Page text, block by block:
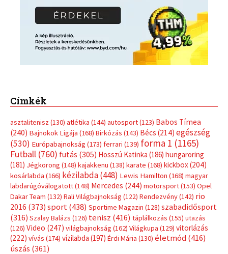
Címkék
asztalitenisz (130) atlétika (144) autosport(123) Babos Tímea
(240) Bajnokok Ligája (168) Birkózás (143) Bécs (214) egészség
(530) Európabajnokság (173) ferrari (139) forma 1 (1165)
Futball (760) futás (305) Hosszú Katinka (186) hungaroring
(181) Jégkorong (148) kajakkenu (138) karate (168) kickbox(204)
kosárlabda (166) kézilabda(448) Lewis Hamilton (168) magyar
labdarúgóválogatott(148) Mercedes (244) motorsport(153) Opel
Dakar Team (132) Rali Világbajnokság (122) Rendezvény(142) rio
2016 (373) sport(438) Sportime Magazin (128) szabadidősport
(316) Szalay Balázs (126) tenisz (416) táplálkozás (155) utazás
(126) Video (247) világbajnokság (162) Világkupa (129) vitorlázás
(222) vívás (174) vízilabda (197) Érdi Mária (130) életmód(416)
úszás (361)